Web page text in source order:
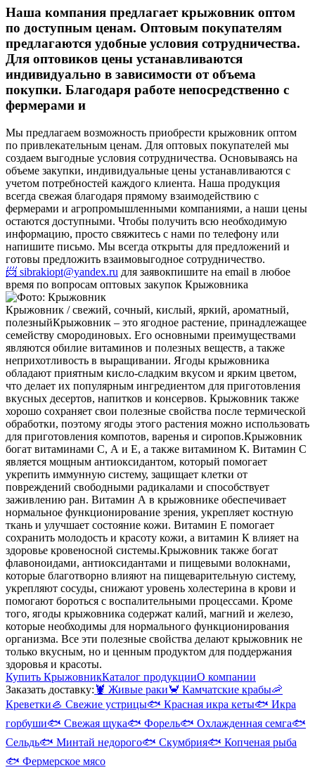
Наша компания предлагает крыжовник оптом
по доступным ценам. Оптовым покупателям
предлагаются удобные условия сотрудничества.
Для оптовиков цены устанавливаются
индивидуально в зависимости от объема
покупки. Благодаря работе непосредственно с
фермерами и
Мы предлагаем возможность приобрести крыжовник оптом
по привлекательным ценам. Для оптовых покупателей мы
создаем выгодные условия сотрудничества. Основываясь на
объеме закупки, индивидуальные цены устанавливаются с
учетом потребностей каждого клиента. Наша продукция
всегда свежая благодаря прямому взаимодействию с
фермерами и агропромышленными компаниями, а наши цены
остаются доступными. Чтобы получить всю необходимую
информацию, просто свяжитесь с нами по телефону или
напишите письмо. Мы всегда открыты для предложений и
готовы предложить взаимовыгодное сотрудничество.
📨 sibrakiopt@yandex.ru для заявокпишите на email в любое
время по вопросам оптовых закупок Крыжовника
Крыжовник / свежий, сочный, кислый, яркий, ароматный,
полезныйКрыжовник – это ягодное растение, принадлежащее
семейству смородиновых. Его основными преимуществами
являются обилие витаминов и полезных веществ, а также
неприхотливость в выращивании. Ягоды крыжовника
обладают приятным кисло-сладким вкусом и ярким цветом,
что делает их популярным ингредиентом для приготовления
вкусных десертов, напитков и консервов. Крыжовник также
хорошо сохраняет свои полезные свойства после термической
обработки, поэтому ягоды этого растения можно использовать
для приготовления компотов, варенья и сиропов.Крыжовник
богат витаминами С, А и Е, а также витамином К. Витамин С
является мощным антиоксидантом, который помогает
укрепить иммунную систему, защищает клетки от
повреждений свободными радикалами и способствует
заживлению ран. Витамин А в крыжовнике обеспечивает
нормальное функционирование зрения, укрепляет костную
ткань и улучшает состояние кожи. Витамин Е помогает
сохранить молодость и красоту кожи, а витамин К влияет на
здоровье кровеносной системы.Крыжовник также богат
флавоноидами, антиоксидантами и пищевыми волокнами,
которые благотворно влияют на пищеварительную систему,
укрепляют сосуды, снижают уровень холестерина в крови и
помогают бороться с воспалительными процессами. Кроме
того, ягоды крыжовника содержат калий, магний и железо,
которые необходимы для нормального функционирования
организма. Все эти полезные свойства делают крыжовник не
только вкусным, но и ценным продуктом для поддержания
здоровья и красоты.
Купить КрыжовникКаталог продукцииО компании
Заказать доставку: 🦞 Живые раки🦀 Камчатские крабы🦐
Креветки🦪 Свежие устрицы🐟 Красная икра кеты🐟 Икра
горбуши🐟 Свежая щука🐟 Форель🐟 Охлажденная семга🐟
Сельдь🐟 Минтай недорого🐟 Скумбрия🐟 Копченая рыба
🐟 Фермерское мясо